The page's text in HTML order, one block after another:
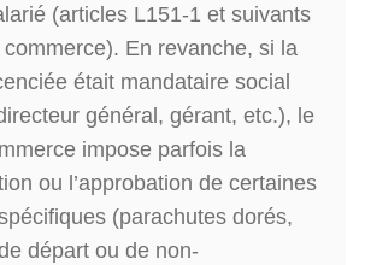
(articles L151-1 et suivants
En revanche, si la
était mandataire social
général, gérant, etc.), le
impose parfois la
ou l’approbation de certaines
(parachutes dorés,
départ ou de non-